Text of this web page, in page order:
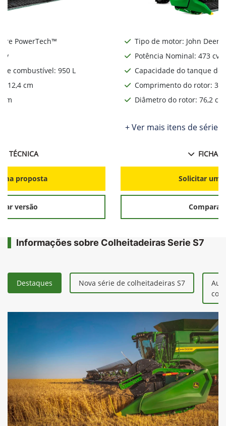
PowerTech™
combustível: 950 L
cm
TÉCNICA
proposta
versão
Tipo de motor: John Deere
Potência Nominal: 473 cv
Capacidade do tanque de
Comprimento do rotor:
Diâmetro do rotor: 76,2 cm
+ Ver mais itens de série
FICHA
Solicitar
Comparar
Informações sobre Colheitadeiras Serie S7
Destaques Nova série de colheitadeiras S7